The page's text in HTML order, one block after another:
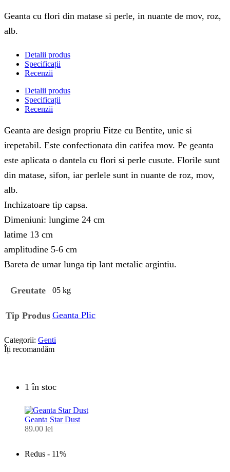
Geanta cu flori din matase si perle, in nuante de mov, roz,
alb.
Detalii produs
Specificații
Recenzii
Detalii produs
Specificații
Recenzii
Geanta are design propriu Fitze cu Bentite, unic si
irepetabil. Este confectionata din catifea mov. Pe geanta
este aplicata o dantela cu flori si perle cusute. Florile sunt
din matase, sifon, iar perlele sunt in nuante de roz, mov,
alb.
Inchizatoare tip capsa.
Dimeniuni: lungime 24 cm
latime 13 cm
amplitudine 5-6 cm
Bareta de umar lunga tip lant metalic argintiu.
Greutate 05 kg
Tip Produs Geanta Plic
Categorii: Genti
Îți recomandăm
1 în stoc
Geanta Star Dust
89.00 lei
Redus - 11%